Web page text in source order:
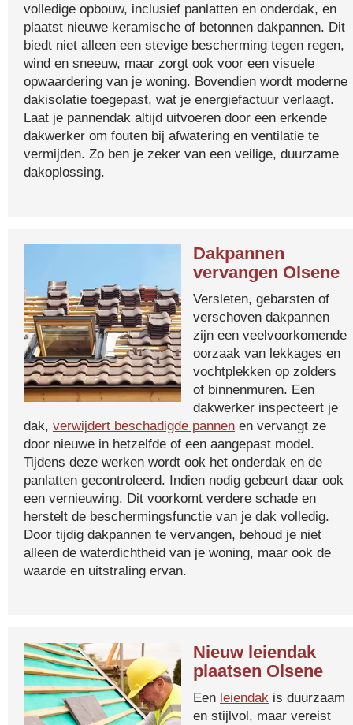
volledige opbouw, inclusief panlatten en onderdak, en
plaatst nieuwe keramische of betonnen dakpannen. Dit
biedt niet alleen een stevige bescherming tegen regen,
wind en sneeuw, maar zorgt ook voor een visuele
opwaardering van je woning. Bovendien wordt moderne
dakisolatie toegepast, wat je energiefactuur verlaagt.
Laat je pannendak altijd uitvoeren door een erkende
dakwerker om fouten bij afwatering en ventilatie te
vermijden. Zo ben je zeker van een veilige, duurzame
dakoplossing.
Dakpannen
vervangen Olsene
Versleten, gebarsten of
verschoven dakpannen
zijn een veelvoorkomende
oorzaak van lekkages en
vochtplekken op zolders
of binnenmuren. Een
dakwerker inspecteert je
dak, verwijdert beschadigde pannen en vervangt ze
door nieuwe in hetzelfde of een aangepast model.
Tijdens deze werken wordt ook het onderdak en de
panlatten gecontroleerd. Indien nodig gebeurt daar ook
een vernieuwing. Dit voorkomt verdere schade en
herstelt de beschermingsfunctie van je dak volledig.
Door tijdig dakpannen te vervangen, behoud je niet
alleen de waterdichtheid van je woning, maar ook de
waarde en uitstraling ervan.
Nieuw leiendak
plaatsen Olsene
Een leiendak is duurzaam
en stijlvol, maar vereist